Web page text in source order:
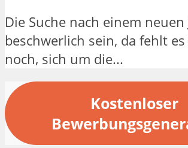
Die Suche nach einem
beschwerlich sein, da fehlt
noch, sich um die...
Kostenloser